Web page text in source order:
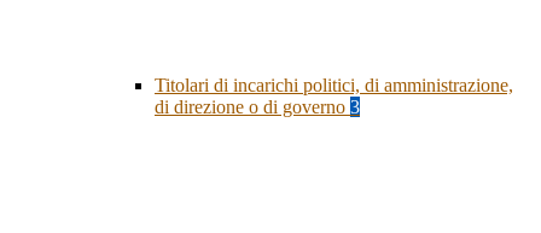
Titolari di incarichi politici, di amministrazione,
di direzione o di governo 3